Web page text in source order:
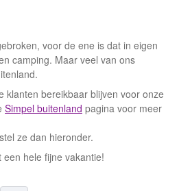
voor de ene is dat in eigen
camping. Maar veel van ons
klanten bereikbaar blijven voor onze
Simpel buitenland pagina voor meer
ze dan hieronder.
hele fijne vakantie!